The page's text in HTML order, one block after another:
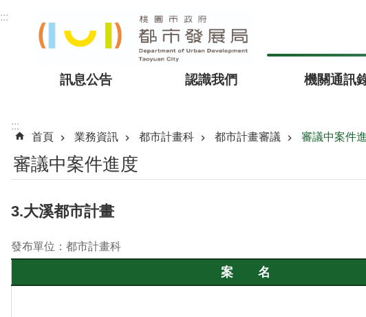
跳到主要內容區塊
:::
訊息公告 認識我們 機關通訊
:::
首頁
業務資訊 都市計畫科 都市計畫審議 審議中案件
審議中案件進度
3.大溪都市計畫
發布單位：都市計畫科
案 名